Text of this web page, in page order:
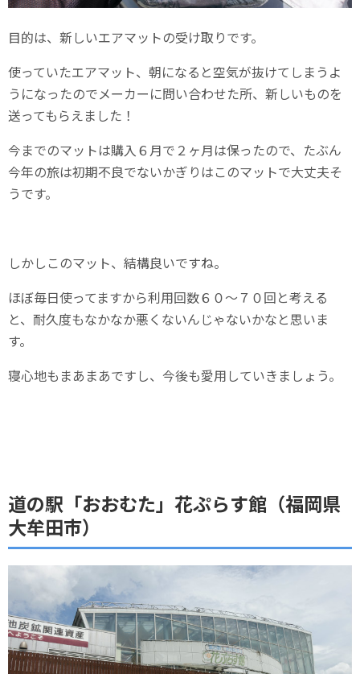
目的は、新しいエアマットの受け取りです。
使っていたエアマット、朝になると空気が抜けてしまうよ
うになったのでメーカーに問い合わせた所、新しいものを
送ってもらえました！
今までのマットは購入６月で２ヶ月は保ったので、たぶん
今年の旅は初期不良でないかぎりはこのマットで大丈夫そ
うです。
しかしこのマット、結構良いですね。
ほぼ毎日使ってますから利用回数６０～７０回と考える
と、耐久度もなかなか悪くないんじゃないかなと思いま
す。
寝心地もまあまあですし、今後も愛用していきましょう。
道の駅「おおむた」花ぷらす館（福岡県
大牟田市）